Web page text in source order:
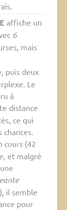
affiche un
6
mais
puis deux
Le
à
distance
ce qui
cours(42
et malgré
il semble
pour